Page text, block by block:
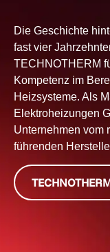
Die Geschichte
fast vier
TECHNOTHERM
Kompetenz im
Heizsysteme. Als
Elektroheizungen
Unternehmen vom
führenden